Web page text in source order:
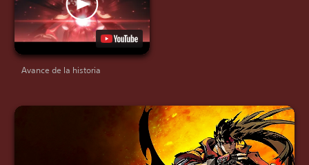
Avance de la historia